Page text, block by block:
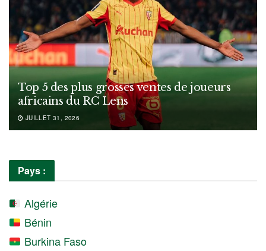
Top 5 des plus grosses ventes de joueurs
africains du RC Lens
JUILLET 31, 2026
Pays :
Algérie
Bénin
Burkina Faso